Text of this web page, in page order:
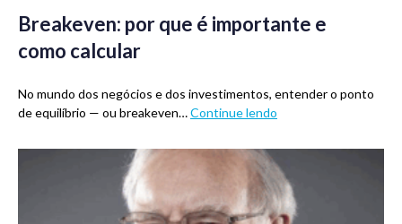
Breakeven: por que é importante e
como calcular
No mundo dos negócios e dos investimentos, entender o ponto
de equilíbrio — ou breakeven…Continue lendo